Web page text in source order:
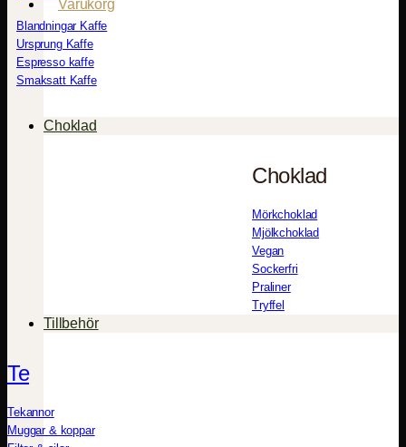
Blandningar Kaffe
Ursprung Kaffe
Espresso kaffe
Smaksatt Kaffe
Choklad
Choklad
Mörkchoklad
Mjölkchoklad
Vegan
Sockerfri
Praliner
Tryffel
Tillbehör
Te
Tekannor
Muggar & koppar